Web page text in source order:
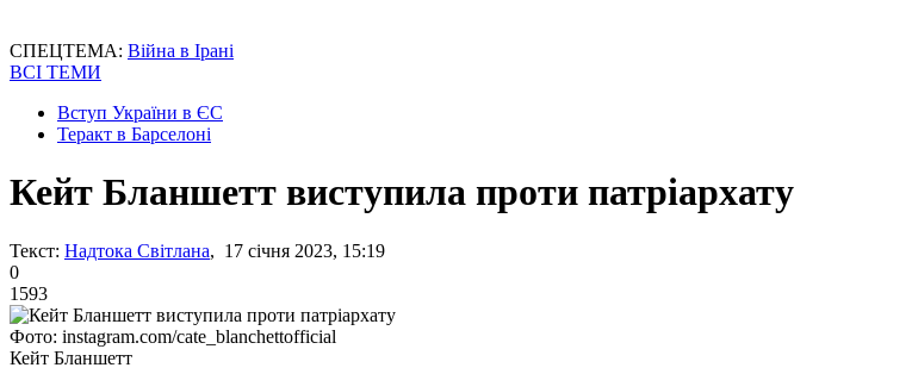
СПЕЦТЕМА: Війна в Ірані
ВСІ ТЕМИ
Вступ України в ЄС
Теракт в Барселоні
Кейт Бланшетт виступила проти патріархату
Текст: Надтока Світлана, 17 січня 2023, 15:19
0
1593
Фото: instagram.com/cate_blanchettofficial
Кейт Бланшетт